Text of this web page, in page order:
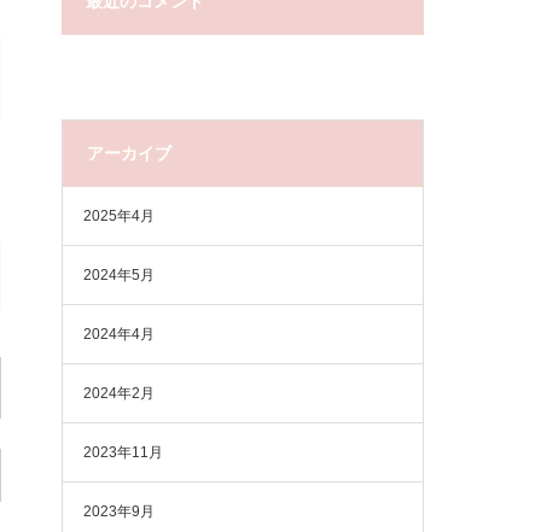
アーカイブ
2025年4月
2024年5月
2024年4月
2024年2月
2023年11月
2023年9月